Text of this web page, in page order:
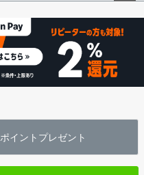
ップ
ポイントプレゼント